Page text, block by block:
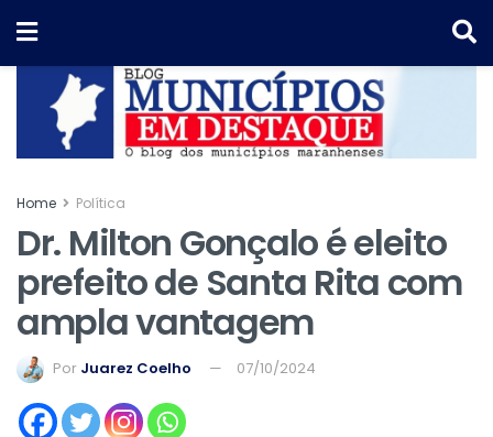
Home Política
Dr. Milton Gonçalo é eleito
prefeito de Santa Rita com
ampla vantagem
Por Juarez Coelho 07/10/2024